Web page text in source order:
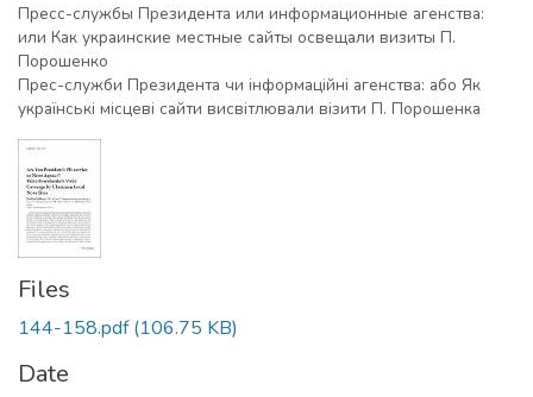
Пресс-службы Президента или информационные агенства:
или Как украинские местные сайты освещали визиты П.
Порошенко
Прес-служби Президента чи інформаційні агенства: або Як
українські місцеві сайти висвітлювали візити П. Порошенка
Files
144-158.pdf(106.75 KB)
Date